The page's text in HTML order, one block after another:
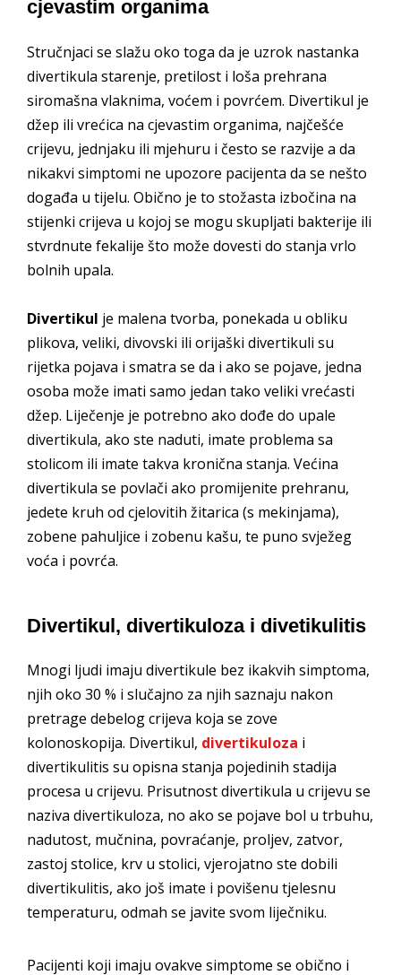
cjevastim organima
Stručnjaci se slažu oko toga da je uzrok nastanka
divertikula starenje, pretilost i loša prehrana
siromašna vlaknima, voćem i povrćem. Divertikul je
džep ili vrećica na cjevastim organima, najčešće
crijevu, jednjaku ili mjehuru i često se razvije a da
nikakvi simptomi ne upozore pacijenta da se nešto
događa u tijelu. Obično je to stožasta izbočina na
stijenki crijeva u kojoj se mogu skupljati bakterije ili
stvrdnute fekalije što može dovesti do stanja vrlo
bolnih upala.
Divertikul je malena tvorba, ponekada u obliku
plikova, veliki, divovski ili orijaški divertikuli su
rijetka pojava i smatra se da i ako se pojave, jedna
osoba može imati samo jedan tako veliki vrećasti
džep. Liječenje je potrebno ako dođe do upale
divertikula, ako ste naduti, imate problema sa
stolicom ili imate takva kronična stanja. Većina
divertikula se povlači ako promijenite prehranu,
jedete kruh od cjelovitih žitarica (s mekinjama),
zobene pahuljice i zobenu kašu, te puno svježeg
voća i povrća.
Divertikul, divertikuloza i divetikulitis
Mnogi ljudi imaju divertikule bez ikakvih simptoma,
njih oko 30 % i slučajno za njih saznaju nakon
pretrage debelog crijeva koja se zove
kolonoskopija. Divertikul, divertikuloza i
divertikulitis su opisna stanja pojedinih stadija
procesa u crijevu. Prisutnost divertikula u crijevu se
naziva divertikuloza, no ako se pojave bol u trbuhu,
nadutost, mučnina, povraćanje, proljev, zatvor,
zastoj stolice, krv u stolici, vjerojatno ste dobili
divertikulitis, ako još imate i povišenu tjelesnu
temperaturu, odmah se javite svom liječniku.
Pacijenti koji imaju ovakve simptome se obično i